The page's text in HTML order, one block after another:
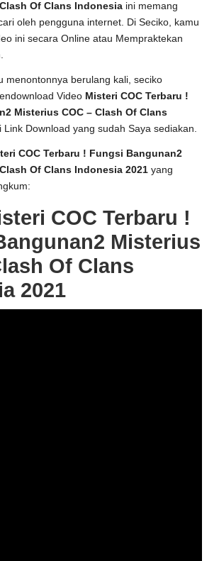
Of Clans Indonesia ini memang
oleh pengguna internet. Di Seciko, kamu
ini secara Online atau Mempraktekan
menontonnya berulang kali, seciko
Video Misteri COC Terbaru !
Misterius COC – Clash Of Clans
Link Download yang sudah Saya sediakan.
COC Terbaru ! Fungsi Bangunan2
Of Clans Indonesia 2021 yang
COC Terbaru !
Misterius
Of Clans
2021